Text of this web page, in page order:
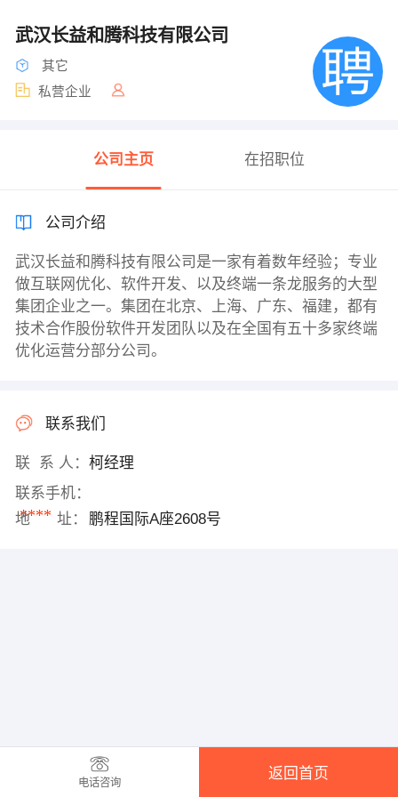
武汉长益和腾科技有限公司
其它
私营企业
公司主页 在招职位
公司介绍
武汉长益和腾科技有限公司是一家有着数年经验；专业
做互联网优化、软件开发、以及终端一条龙服务的大型
集团企业之一。集团在北京、上海、广东、福建，都有
技术合作股份软件开发团队以及在全国有五十多家终端
优化运营分部分公司。
联系我们
联 系 人： 柯经理
联系手机：
****
地 址： 鹏程国际A座2608号
电话咨询
返回首页